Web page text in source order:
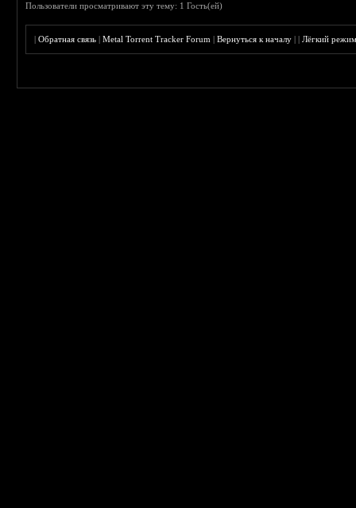
Пользователи просматривают эту тему: 1 Гость(ей)
|Обратная связь |Metal Torrent Tracker Forum |Вернуться к началу ||Лёгкий